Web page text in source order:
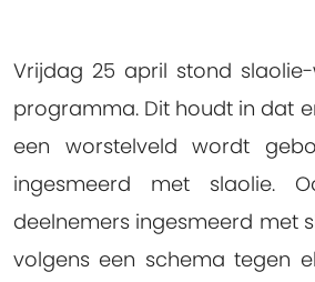
Vrijdag 25 april stond
programma. Dit houdt in dat
een worstelveld wordt
ingesmeerd met slaolie.
deelnemers ingesmeerd met
volgens een schema tegen